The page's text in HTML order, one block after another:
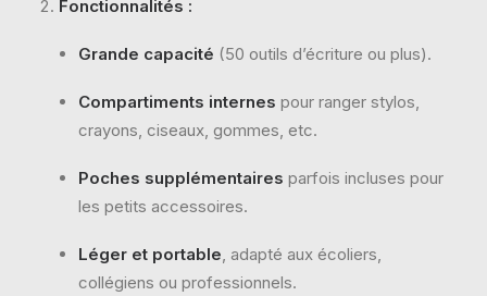
Fonctionnalités :
Grande capacité (50 outils d’écriture ou plus).
Compartiments internes pour ranger stylos,
crayons, ciseaux, gommes, etc.
Poches supplémentaires parfois incluses pour
les petits accessoires.
Léger et portable, adapté aux écoliers,
collégiens ou professionnels.